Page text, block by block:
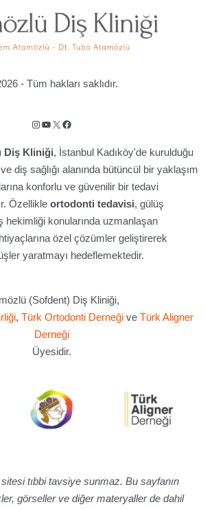
- Tüm hakları saklıdır.
Instagram
YouTube
X Facebook
Diş Kliniği, İstanbul Kadıköy'de kurulduğu
diş sağlığı alanında bütüncül bir yaklaşım
konforlu ve güvenilir bir tedavi
Özellikle ortodonti tedavisi, gülüş
hekimliği konularında uzmanlaşan
özel çözümler geliştirerek
yaratmayı hedeflemektedir.
(Sofdent) Diş Kliniği,
, Türk Ortodonti Derneğive Türk Aligner
Derneği
Üyesidir.
tıbbi tavsiye sunmaz. Bu sayfanın
görseller ve diğer materyaller de dahil